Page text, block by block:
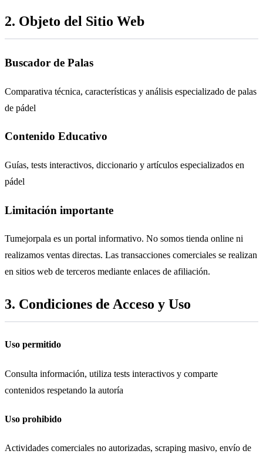
2. Objeto del Sitio Web
Buscador de Palas
Comparativa técnica, características y análisis especializado de palas
de pádel
Contenido Educativo
Guías, tests interactivos, diccionario y artículos especializados en
pádel
Limitación importante
Tumejorpala es un portal informativo. No somos tienda online ni
realizamos ventas directas. Las transacciones comerciales se realizan
en sitios web de terceros mediante enlaces de afiliación.
3. Condiciones de Acceso y Uso
Uso permitido
Consulta información, utiliza tests interactivos y comparte
contenidos respetando la autoría
Uso prohibido
Actividades comerciales no autorizadas, scraping masivo, envío de